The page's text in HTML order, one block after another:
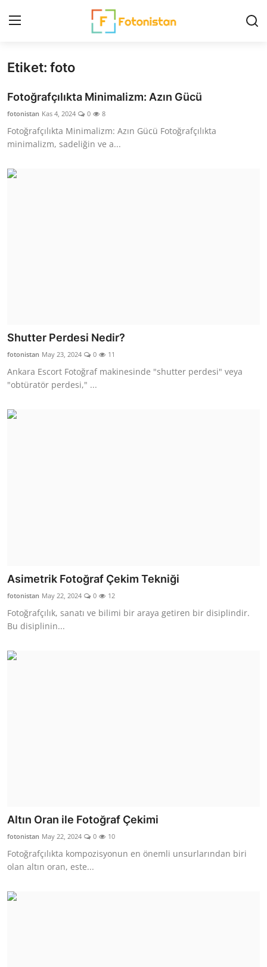
FotoHaber
Nedir?
Etiket: foto
Fotoğrafçılıkta Minimalizm: Azın Gücü
fotonistan Kas 4, 2024 0 8
Fotoğrafçılıkta Minimalizm: Azın Gücü Fotoğrafçılıkta
minimalizm, sadeliğin ve a...
Shutter Perdesi Nedir?
fotonistan May 23, 2024 0 11
Ankara Escort Fotoğraf makinesinde "shutter perdesi" veya
"obtüratör perdesi," ...
Asimetrik Fotoğraf Çekim Tekniği
fotonistan May 22, 2024 0 12
Fotoğrafçılık, sanatı ve bilimi bir araya getiren bir disiplindir.
Bu disiplinin...
Altın Oran ile Fotoğraf Çekimi
fotonistan May 22, 2024 0 10
Fotoğrafçılıkta kompozisyonun en önemli unsurlarından biri
olan altın oran, este...